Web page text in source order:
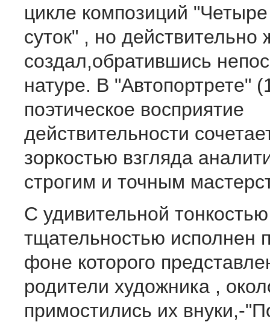
цикле композиций
суток" , но
создал,обратившись
натуре. В "Автопортрете"
поэтическое восприятие
действительности
зоркостью взгляда
строгим и точным
С удивительной
тщательностью исполнен
фоне которого
родители художника ,
при­мостились их внуки,-